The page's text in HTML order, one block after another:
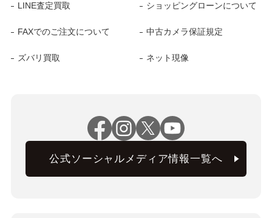
LINE査定買取 ショッピングローンについて
FAXでのご注文について 中古カメラ保証規定
ズバリ買取 ネット現像
公式ソーシャルメディア情報一覧へ